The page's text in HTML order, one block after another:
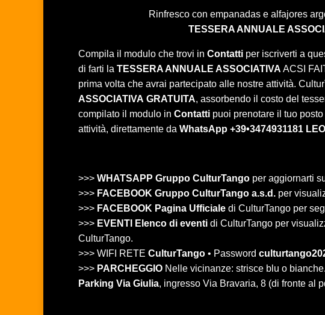
Rinfresco con empanadas e alfajores
TESSERA ANNUALE
Compila il modulo che trovi in Contatti per iscriverti a
di farti la TESSERA ANNUALE ASSOCIATIVA ACSI
prima volta che avrai partecipato alle nostre attività.
ASSOCIATIVA GRATUITA, assorbendo il costo del
compilato il modulo in Contatti puoi prenotare il tuo
attività, direttamente da WhatsApp +39•3474931181
>>> WHATSAPP Gruppo CulturTango per aggiornarti
>>> FACEBOOK Gruppo CulturTango a.s.d. per
>>> FACEBOOK Pagina Ufficiale di CulturTango per
>>> EVENTI Elenco di eventi di CulturTango per
CulturTango.
>>> WIFI RETE CulturTango • Password
>>> PARCHEGGIO Nelle vicinanze: strisce blu o
Parking Via Giulia, ingresso Via Bravaria, 8 (di fronte al